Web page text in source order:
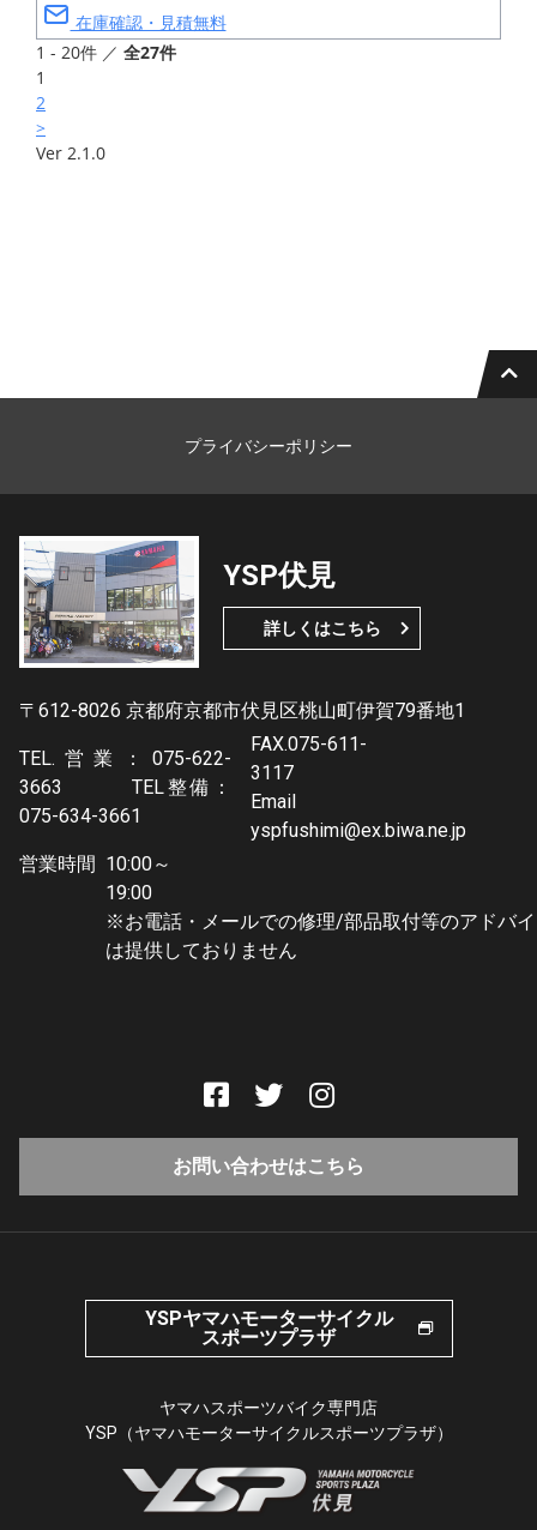
在庫確認・見積無料
1 - 20件 ／ 全27件
1
2
>
Ver 2.1.0
プライバシーポリシー
YSP伏見
詳しくはこちら
〒612-8026 京都府京都市伏見区桃山町伊賀79番地1
TEL.営業：075-622-
3663 TEL整備：
075-634-3661
FAX.075-611-
3117
Email
yspfushimi@ex.biwa.ne.jp
営業時間 10:00～
※お電話・メールでの修理/部品取付等のアドバ
は提供しておりません
お問い合わせはこちら
YSPヤマハモーターサイクル
スポーツプラザ
ヤマハスポーツバイク専門店
YSP（ヤマハモーターサイクルスポーツプラザ）